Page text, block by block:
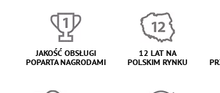
JAKOŚĆ OBSŁUGI
POPARTA NAGRODAMI
12 LAT NA
POLSKIM RYNKU